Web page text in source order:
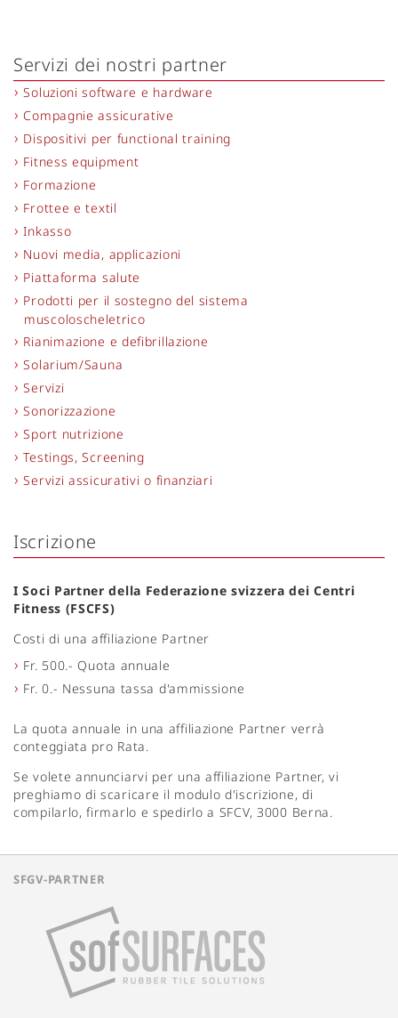
Servizi dei nostri partner
Soluzioni software e hardware
Compagnie assicurative
Dispositivi per functional training
Fitness equipment
Formazione
Frottee e textil
Inkasso
Nuovi media, applicazioni
Piattaforma salute
Prodotti per il sostegno del sistema
muscoloscheletrico
Rianimazione e defibrillazione
Solarium/Sauna
Servizi
Sonorizzazione
Sport nutrizione
Testings, Screening
Servizi assicurativi o finanziari
Iscrizione
I Soci Partner della Federazione svizzera dei Centri
Fitness (FSCFS)
Costi di una affiliazione Partner
Fr. 500.- Quota annuale
Fr. 0.- Nessuna tassa d'ammissione
La quota annuale in una affiliazione Partner verrà
conteggiata pro Rata.
Se volete annunciarvi per una affiliazione Partner, vi
preghiamo di scaricare il modulo d'iscrizione, di
compilarlo, firmarlo e spedirlo a SFCV, 3000 Berna.
SFGV-PARTNER